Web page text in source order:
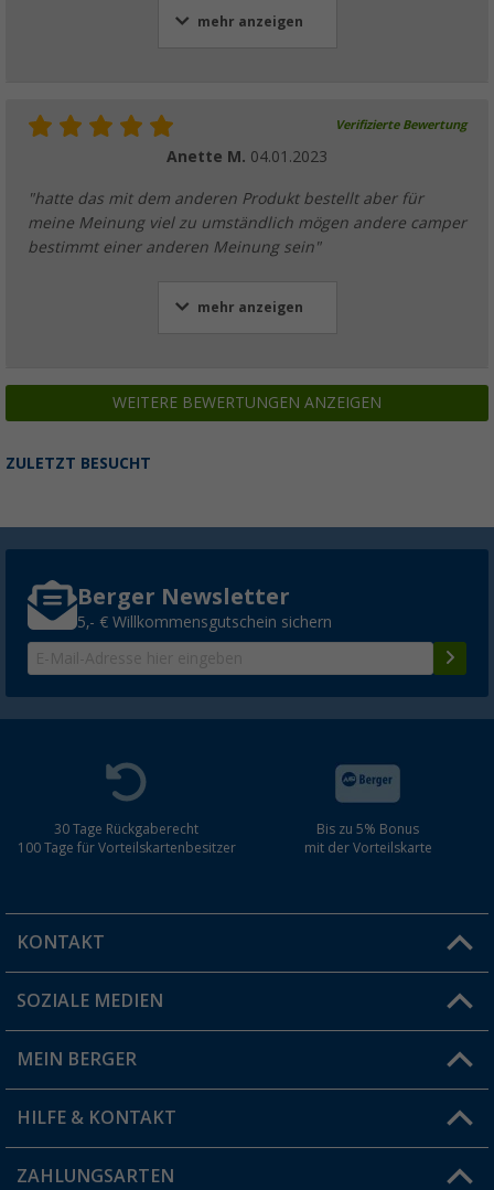
mehr anzeigen
Verifizierte Bewertung
Anette M. 04.01.2023
"hatte das mit dem anderen Produkt bestellt aber für
meine Meinung viel zu umständlich mögen andere camper
bestimmt einer anderen Meinung sein"
mehr anzeigen
WEITERE BEWERTUNGEN ANZEIGEN
ZULETZT BESUCHT
Berger Newsletter
5,- € Willkommensgutschein sichern
30 Tage Rückgaberecht
100 Tage für Vorteilskartenbesitzer
Bis zu 5% Bonus
mit der Vorteilskarte
KONTAKT
Du hast eine Frage?
Filiale finden
SOZIALE MEDIEN
MEIN BERGER
Vorteilskarte
Blog
HILFE & KONTAKT
FAQ & Kontakt
ZAHLUNGSARTEN